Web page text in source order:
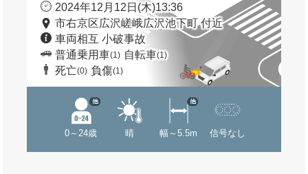
2024年12月12日(木)13:36
市右京区広沢嵯峨広沢池下町 付近
車両相互 小破事故
普通乗用車(1) 自転車(1)
死亡(0) 負傷(1)
0～24歳
他
晴 幅～5.5m
他
信号なし